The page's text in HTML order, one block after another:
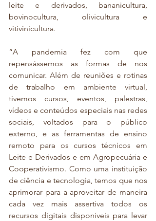
leite e derivados, bananicultura,
bovinocultura, olivicultura e
vitivinicultura.
“A pandemia fez com que
repensássemos as formas de nos
comunicar. Além de reuniões e rotinas
de trabalho em ambiente virtual,
tivemos cursos, eventos, palestras,
vídeos e conteúdos especiais nas redes
sociais, voltados para o público
externo, e as ferramentas de ensino
remoto para os cursos técnicos em
Leite e Derivados e em Agropecuária e
Cooperativismo. Como uma instituição
de ciência e tecnologia, temos que nos
aprimorar para a aproveitar de maneira
cada vez mais assertiva todos os
recursos digitais disponíveis para levar